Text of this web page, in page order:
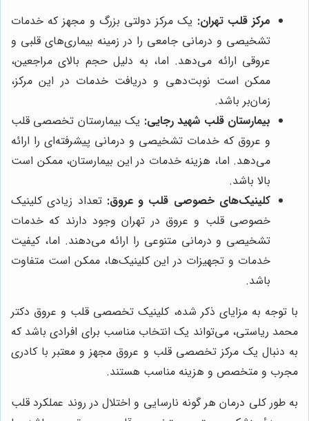
مرکز قلب تهران: یک مرکز دولتی بزرگ و مجهز که خدمات
تشخیصی و درمانی جامعی را در زمینه بیماری‌های قلبی و
عروقی ارائه می‌دهد. اما، به دلیل حجم بالای مراجعین،
ممکن است نوبت‌دهی و دریافت خدمات در این مرکز،
زمان‌بر باشد.
بیمارستان قلب شهید رجایی: یک بیمارستان تخصصی قلب
و عروق که خدمات تشخیصی و درمانی پیشرفته‌ای را ارائه
می‌دهد. اما، هزینه خدمات در این بیمارستان، ممکن است
بالا باشد.
کلینیک‌های خصوصی قلب و عروق: تعداد زیادی کلینیک
خصوصی قلب و عروق در تهران وجود دارند که خدمات
تشخیصی و درمانی متنوعی را ارائه می‌دهند. اما، کیفیت
خدمات و تجهیزات در این کلینیک‌ها، ممکن است متفاوت
باشد.
با توجه به مزایای ذکر شده، کلینیک تخصصی قلب و عروق دکتر
محمد ریاستی، می‌تواند یک انتخاب مناسب برای افرادی باشد که
به دنبال یک مرکز تخصصی قلب و عروق مجهز و معتبر با کادری
مجرب و متخصص و هزینه مناسب هستند.
به طور کلی درمان هر گونه نارسایی و اختلال در روند عملکرد قلب